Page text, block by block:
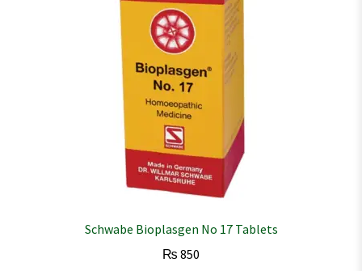
Schwabe Bioplasgen No 17 Tablets
₨ 850